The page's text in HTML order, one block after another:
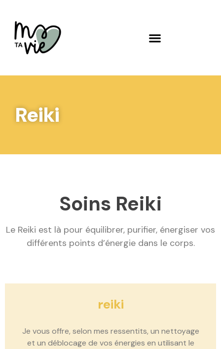
Reiki
Soins Reiki
Le Reiki est là pour équilibrer, purifier, énergiser vos
différents points d’énergie dans le corps.
reiki
Je vous offre, selon mes ressentits, un nettoyage
et un déblocage de vos énergies en utilisant le